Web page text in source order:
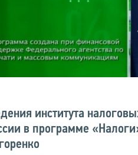
института
в программе